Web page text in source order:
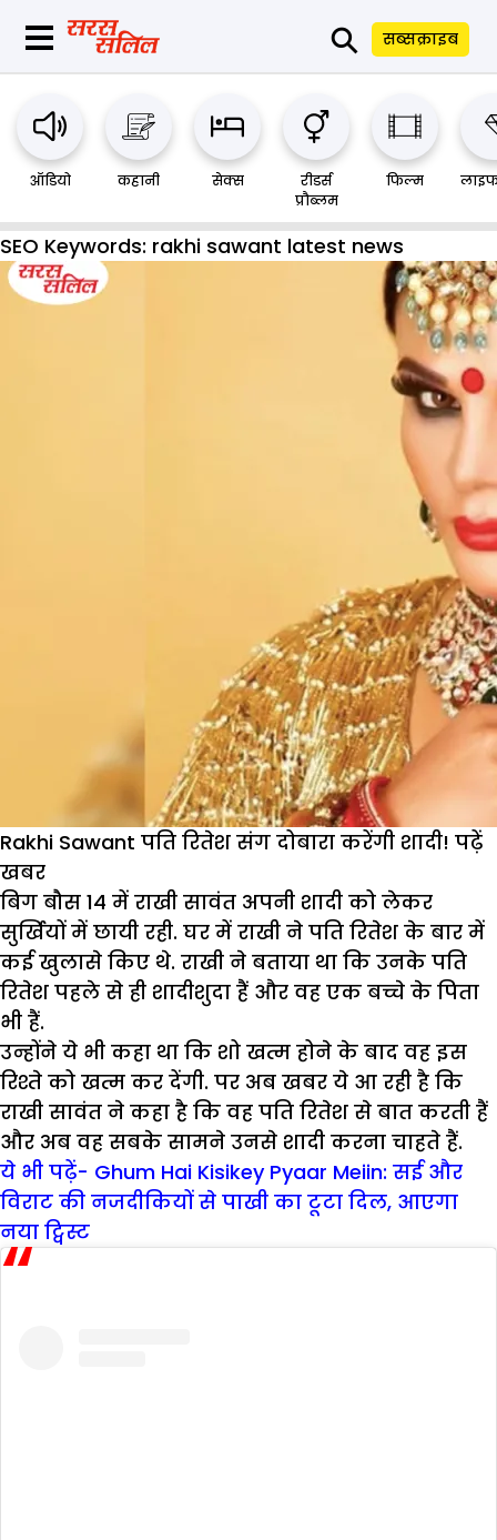
⚲ सब्सक्राइब
ऑडियो कहानी सेक्स
रीडर्स
प्रौब्लम
फिल्म
SEO Keywords: rakhi sawant latest news
Rakhi Sawant पति रितेश संग दोबारा करेंगी शादी! पढ़ें
खबर
बिग बौस 14 में राखी सावंत अपनी शादी को लेकर
सुर्खियों में छायी रही. घर में राखी ने पति रितेश के बार में
कई खुलासे किए थे. राखी ने बताया था कि उनके पति
रितेश पहले से ही शादीशुदा हैं और वह एक बच्चे के पिता
भी हैं.
उन्होंने ये भी कहा था कि शो खत्म होने के बाद वह इस
रिश्ते को खत्म कर देंगी. पर अब खबर ये आ रही है कि
राखी सावंत ने कहा है कि वह पति रितेश से बात करती हैं
और अब वह सबके सामने उनसे शादी करना चाहते हैं.
ये भी पढ़ें- Ghum Hai Kisikey Pyaar Meiin: सई और
विराट की नजदीकियों से पाखी का टूटा दिल, आएगा
नया ट्विस्ट